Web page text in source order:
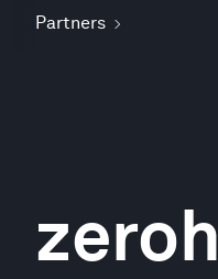
Partners